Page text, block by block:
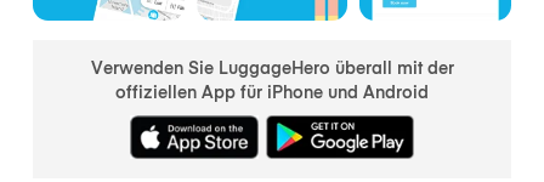
Verwenden Sie LuggageHero überall mit der
offiziellen App für iPhone und Android